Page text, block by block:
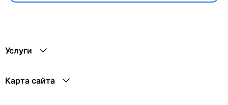
Услуги
Карта сайта